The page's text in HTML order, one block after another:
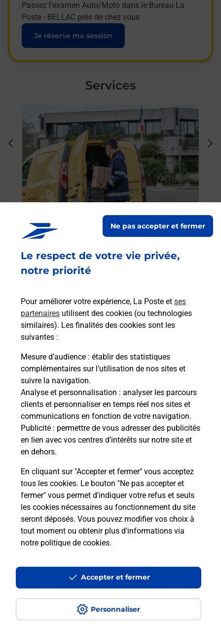
Le respect de votre vie privée,
notre priorité
Pour améliorer votre expérience, La Poste et ses
partenaires utilisent des cookies (ou technologies
similaires). Les finalités des cookies sont les
suivantes :
Mesure d’audience : établir des statistiques
complémentaires sur l’utilisation de nos sites et
suivre la navigation.
Analyse et personnalisation : analyser les parcours
clients et personnaliser en temps réel nos sites et
communications en fonction de votre navigation.
Publicité : permettre de vous adresser des publicités
en lien avec vos centres d’intérêts sur notre site et
en dehors.
En cliquant sur "Accepter et fermer" vous acceptez
tous les cookies. Le bouton "Ne pas accepter et
fermer" vous permet d'indiquer votre refus et seuls
les cookies nécessaires au fonctionnement du site
seront déposés. Vous pouvez modifier vos choix à
tout moment ou obtenir plus d'informations via
notre politique de cookies.
Personnaliser
Ne pas accepter et fermer
Accepter et fermer
Passez l'examen Auto/Moto dans le Bureau La
Poste - BELLAC près de chez vous
Je réserve ma session
Services
En savoir plus
Envoyer un colis
MONTS D'AMBAZAC (87300) ? Découvrez toutes
les solutions proposées par La Poste.
En savoir plus
Quel âge minimum faut-il pour
passer le permis bateau ?
Combien coûte le code bateau ?
Combien de temps est valable le
code bateau ?
Peut-on passer le permis bateau
avec le CPF ?
Plan du site